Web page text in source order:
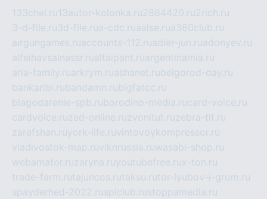
133chel.ru13autor-kolonka.ru2864420.ru2rich.ru
3-d-file.ru3d-file.rua-cdc.ruaalse.rua380club.ru
airgungames.ruaccounts-112.ruadler-jun.ruadonyev.ru
alfeihavsalnassr.rualtaipant.ruargentinamia.ru
aria-family.ruarkrym.ruashanet.rubelgorod-day.ru
bankaribi.rubandamn.rubigfatcc.ru
blagodarenie-spb.ruborodino-media.rucard-voice.ru
cardvoice.ruzed-online.ruzvonitut.ruzebra-tlt.ru
zarafshan.ruyork-life.ruvintovoykompressor.ru
vladivostok-map.ruvlknrussia.ruwasabi-shop.ru
webamator.ruzaryna.ruyoutubefree.rux-ton.ru
trade-farm.rutajuncos.rutaksu.rutor-lyubov-i-grom.ru
spayderhed-2022.rusplclub.rustoppamedia.ru